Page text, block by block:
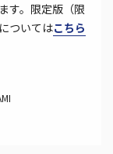
す。限定版（限
ついてはこちら